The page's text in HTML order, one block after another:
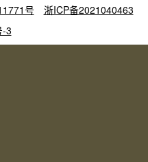
号
浙ICP备2021040463
-3